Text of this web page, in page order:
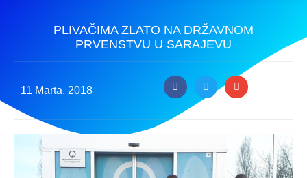
PLIVAČIMA ZLATO NA DRŽAVNOM
PRVENSTVU U SARAJEVU
11 Marta, 2018